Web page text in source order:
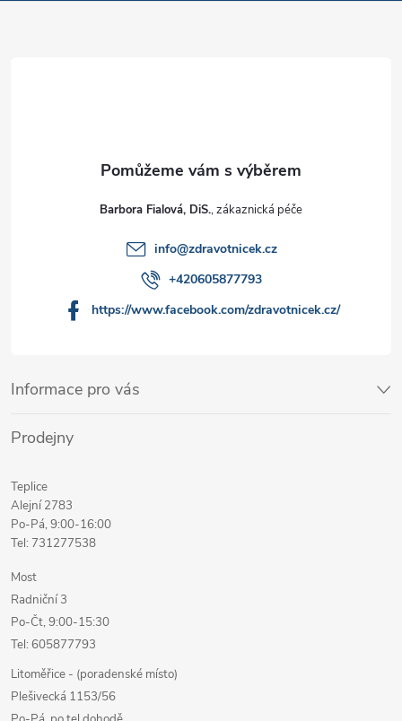
Informace pro vás
Prodejny
Teplice
Alejní 2783
Po-Pá, 9:00-16:00
Tel: 731277538
Most
Radniční 3
Po-Čt, 9:00-15:30
Tel: 605877793
Litoměřice - (poradenské místo)
Plešivecká 1153/56
Barbora Fialová, DiS.
info@zdravotnicek.cz
+420605877793
https://www.facebook.com/zdravotnicek.cz/